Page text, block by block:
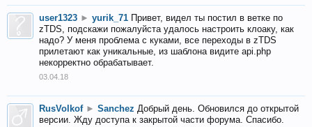
user1323 ► yurik_71 Привет, видел ты постил в ветке по
zTDS, подскажи пожалуйста удалось настроить клоаку, как
надо? У меня проблема с куками, все переходы в zTDS
прилетают как уникальные, из шаблона видите api.php
некорректно обрабатывает.
03.04.18
RusVolkof ► Sanchez Добрый день. Обновился до открытой
версии. Жду доступа к закрытой части форума. Спасибо.